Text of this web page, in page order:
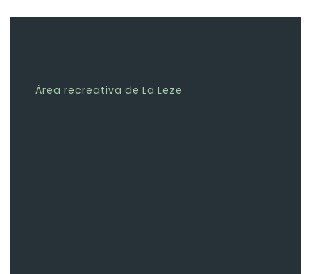
Área recreativa de La Leze